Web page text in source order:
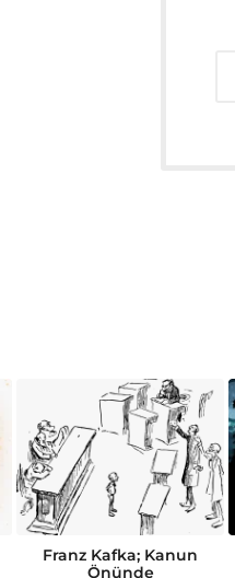
Franz Kafka; Kanun
Önünde